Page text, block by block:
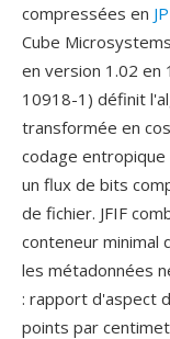
compressées en
Cube
en version 1.02 en
10918-1) définit
transformée en
codage
un flux de bits
de fichier. JFIF
conteneur minimal
les métadonnées
: rapport d'aspect
points par